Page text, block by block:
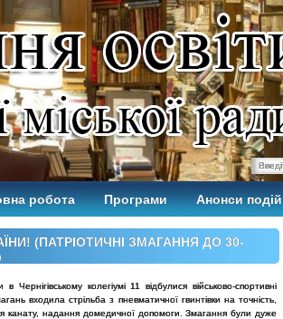
робота Програми Анонси подій
(ПАТРІОТИЧНІ ЗМАГАННЯ ДО 30-
колегіумі 11 відбулися військово-спортивні
входила стрільба з пневматичної гвинтівки на точність,
канату, надання домедичної допомоги. Змагання були дуже